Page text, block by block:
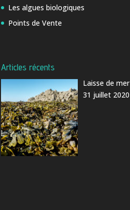
Les algues biologiques
Points de Vente
Articles récents
Laisse de mer
31 juillet 2020